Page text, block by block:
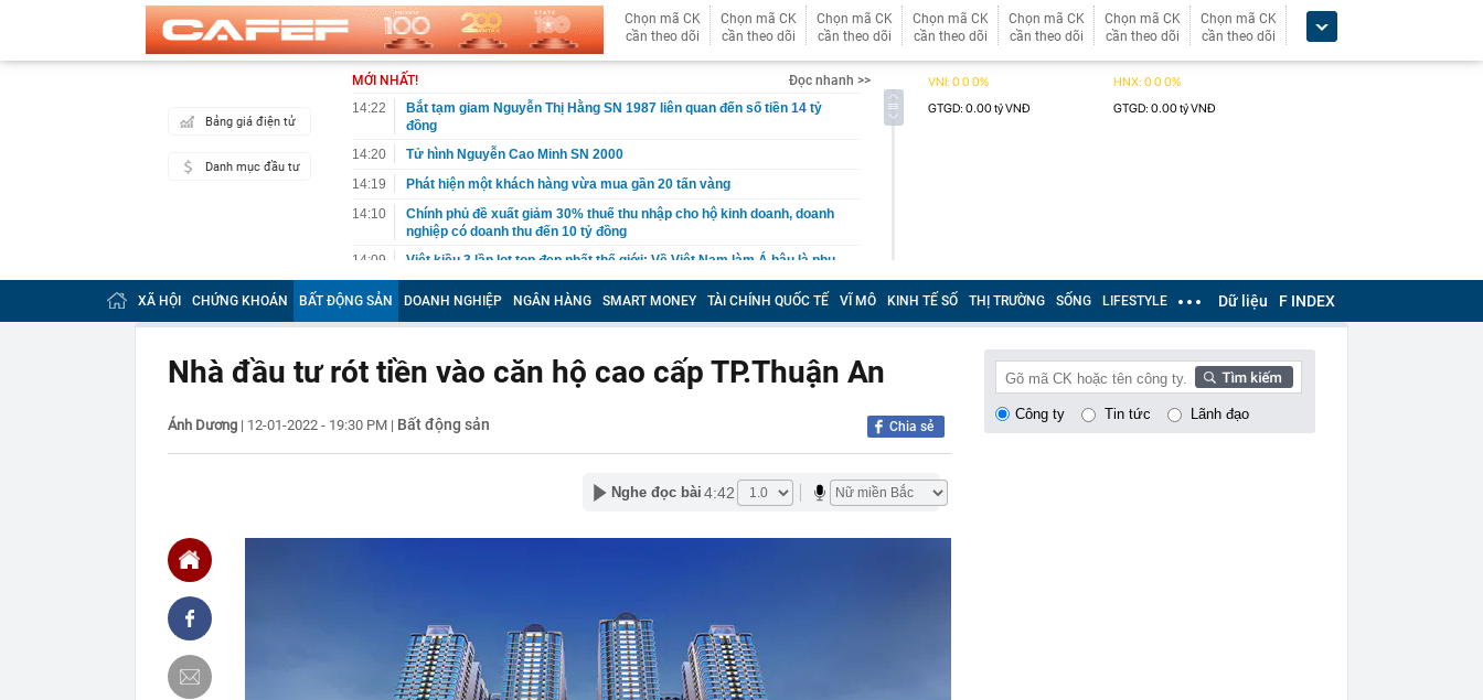
Chọn mã CK
cần theo dõi
Chọn mã CK
cần theo dõi
Chọn mã CK
cần theo dõi
Chọn mã CK
cần theo dõi
Chọn mã CK
cần theo dõi
Chọn mã CK
cần theo dõi
Chọn mã CK
cần theo dõi
Bảng giá điện tử
Danh mục đầu tư
MỚI NHẤT!
Đọc nhanh >>
14:22
Bắt tạm giam Nguyễn Thị Hằng SN 1987 liên quan đến số tiền 14 tỷ
đồng
14:20
Tử hình Nguyễn Cao Minh SN 2000
14:19
Phát hiện một khách hàng vừa mua gần 20 tấn vàng
14:10
Chính phủ đề xuất giảm 30% thuế thu nhập cho hộ kinh doanh, doanh
nghiệp có doanh thu đến 10 tỷ đồng
14:09
Việt kiều 3 lần lọt top đẹp nhất thế giới: Về Việt Nam làm Á hậu là phụ,
kinh doanh thứ này là chính
14:06
Bê bối đế chế du lịch lớn nhất Trung Quốc: Ép khách sạn ký hợp đồng
độc quyền, đối tác không thể tự quyết định giá
14:01
Một người có 3 thói quen này chứng tỏ họ đang sống giả tạo với chính
14:00
Công an có cảnh báo quan trọng đến người thường xuyên nhận tiền
Hiệp: Nước láng giềng Tây Nam lo ngại, lập tức ra đề nghị với Bắc
13:40
Ra ngân hàng chuyển 1,1 tỷ đồng vào tài khoản của chính mình, người
Grab bị phạt hơn 1,3 tỷ đồng
Tình hình hiện tại của Việt Anh - Quỳnh Nga
Vì sao ngày càng nhiều gia đình thích đặt 1 lọ dầu gió trong nhà vệ
XÃ HỘI CHỨNG KHOÁN BẤT ĐỘNG SẢN DOANH NGHIỆP NGÂN HÀNG SMART MONEY TÀI CHÍNH QUỐC TẾ VĨ MÔ KINH TẾ SỐ THỊ TRƯỜNG SỐNG LIFESTYLE Dữ liệu F INDEX
Nhà đầu tư rót tiền vào căn hộ cao cấp TP.Thuận An
Ánh Dương | 12-01-2022 - 19:30 PM | Bất động sản Chia sẻ
Nghe đọc bài 4:42
Công ty Tin tức Lãnh đạo